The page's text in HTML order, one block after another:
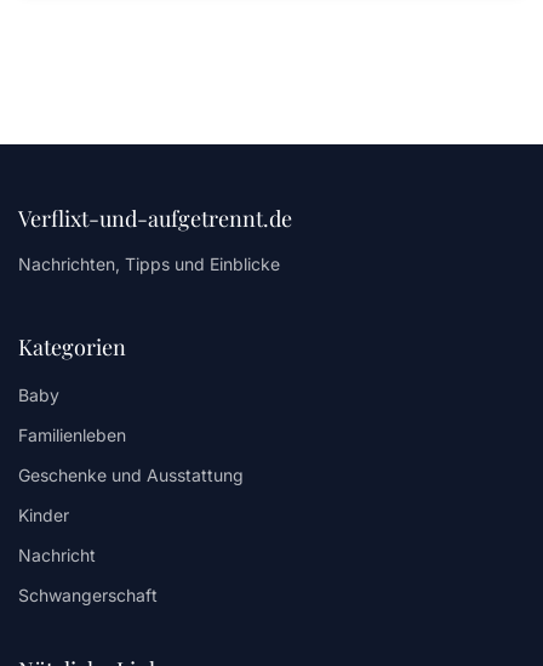
Verflixt-und-aufgetrennt.de
Nachrichten, Tipps und Einblicke
Kategorien
Baby
Familienleben
Geschenke und Ausstattung
Kinder
Nachricht
Schwangerschaft